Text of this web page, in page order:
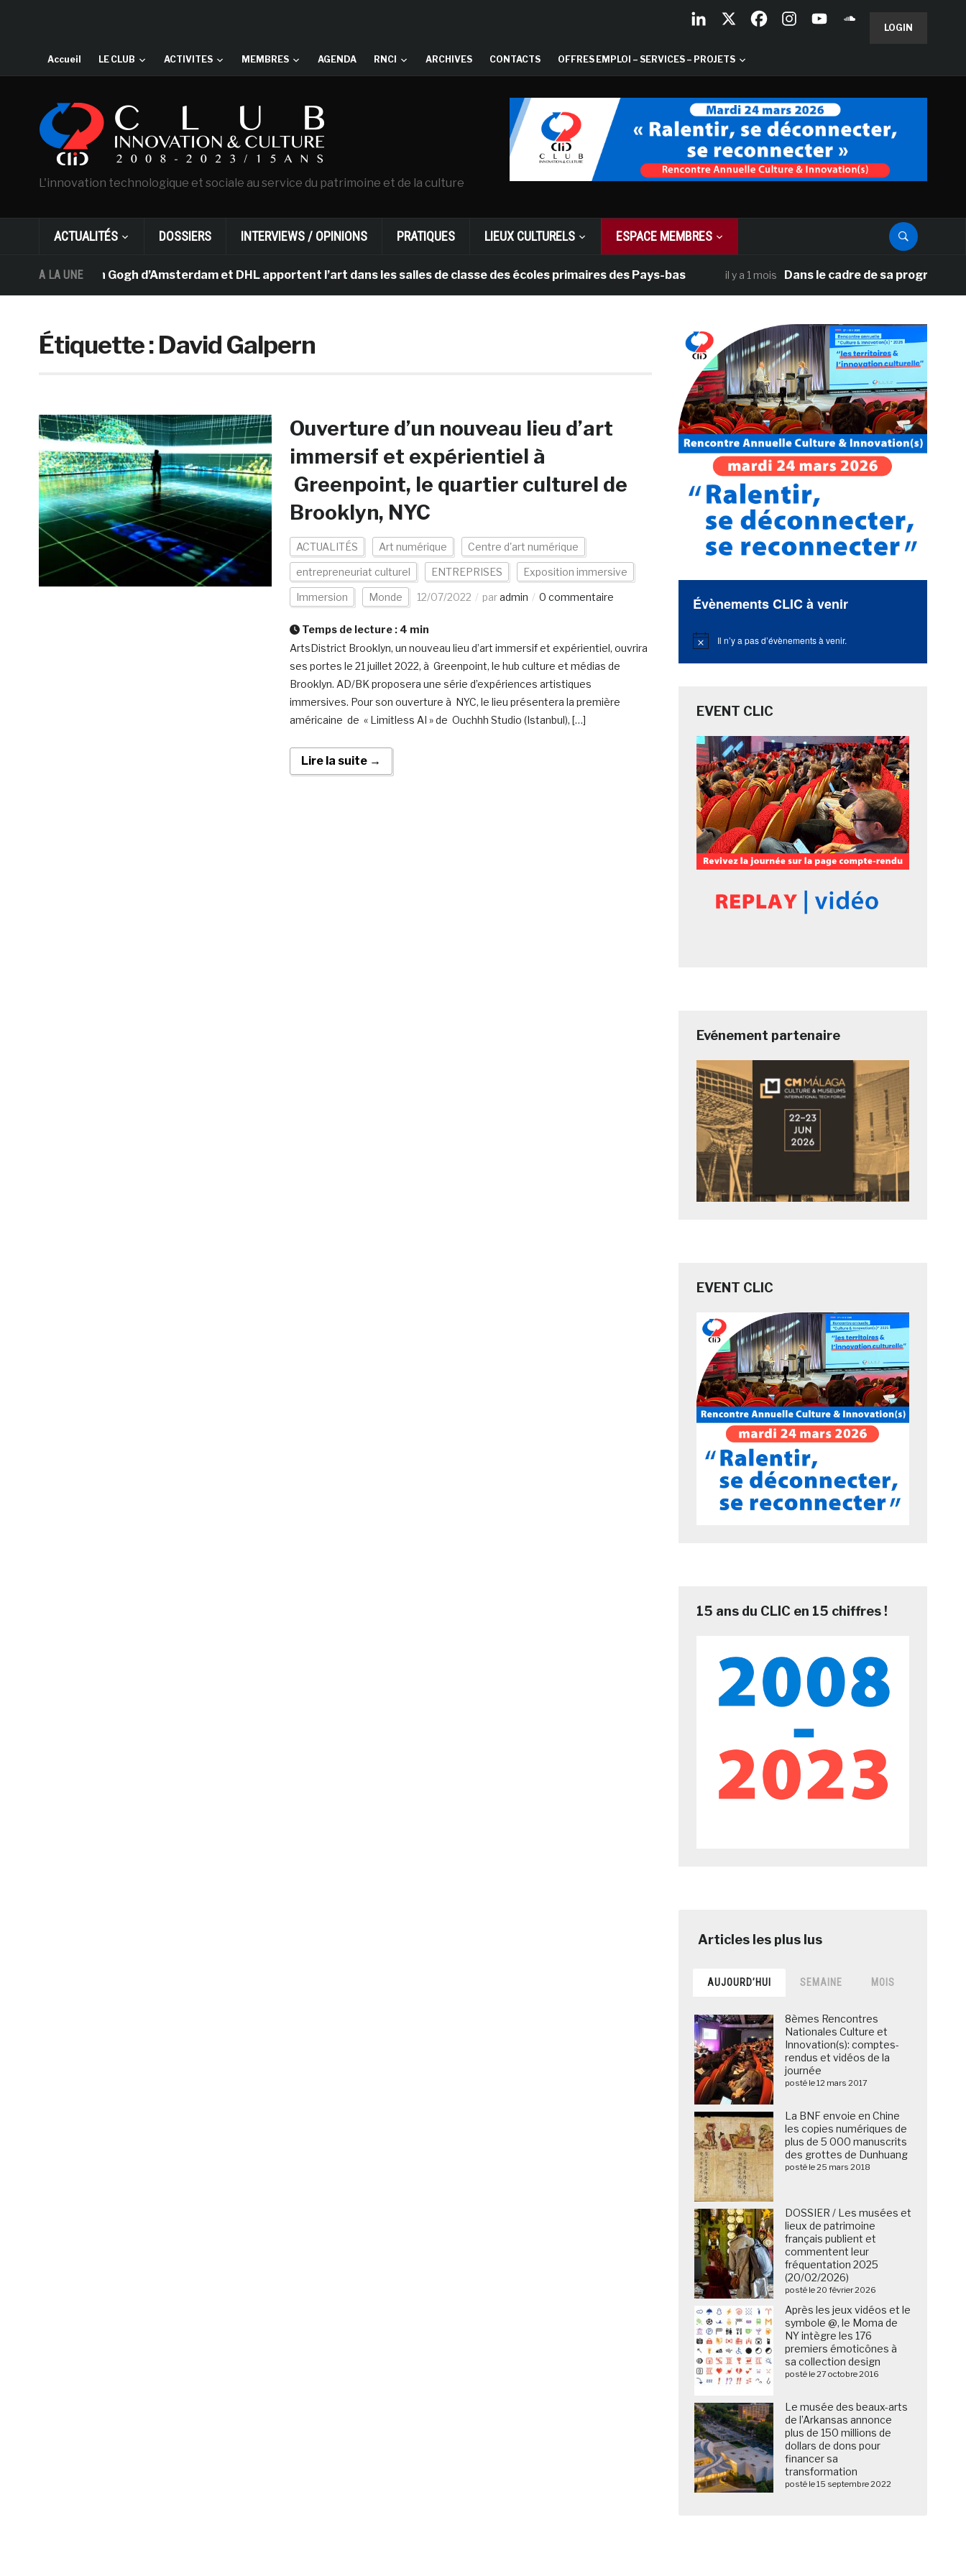
LOGIN
Accueil LE CLUB ACTIVITES MEMBRES AGENDA RNCI ARCHIVES CONTACTS OFFRES EMPLOI – SERVICES – PROJETS
L'innovation technologique et sociale au service du patrimoine et de la culture
ACTUALITÉS DOSSIERS INTERVIEWS / OPINIONS PRATIQUES LIEUX CULTURELS ESPACE MEMBRES
A LA UNE
musée Van Gogh d’Amsterdam et DHL apportent l’art dans les salles de classe des écoles primaires des Pays-bas il y a 1 mois Dans le cadre de sa programmation
Étiquette :David Galpern
Ouverture d’un nouveau lieu d’art
immersif et expérientiel à
Greenpoint, le quartier culturel de
Brooklyn, NYC
ACTUALITÉS Art numérique Centre d'art numérique
entrepreneuriat culturel ENTREPRISES Exposition immersive
Immersion Monde 12/07/2022 paradmin 0 commentaire
Temps de lecture : 4 min
ArtsDistrict Brooklyn, un nouveau lieu d’art immersif et expérientiel, ouvrira
ses portes le 21 juillet 2022, à Greenpoint, le hub culture et médias de
Brooklyn. AD/BK proposera une série d’expériences artistiques
immersives. Pour son ouverture à NYC, le lieu présentera la première
américaine de « Limitless AI » de Ouchhh Studio (Istanbul), […]
Lire la suite →
Évènements CLIC à venir
Notice Il n’y a pas d’évènements à venir.
EVENT CLIC
Evénement partenaire
EVENT CLIC
15 ans du CLIC en 15 chiffres !
AUJOURD’HUI SEMAINE MOIS
8èmes Rencontres
Nationales Culture et
Innovation(s): comptes-
rendus et vidéos de la
journée
posté le 12 mars 2017
La BNF envoie en Chine
les copies numériques de
plus de 5 000 manuscrits
des grottes de Dunhuang
posté le 25 mars 2018
DOSSIER / Les musées et
lieux de patrimoine
français publient et
commentent leur
fréquentation 2025
(20/02/2026)
posté le 20 février 2026
Après les jeux vidéos et le
symbole @, le Moma de
NY intègre les 176
premiers émoticônes à
sa collection design
posté le 27 octobre 2016
Le musée des beaux-arts
de l’Arkansas annonce
plus de 150 millions de
dollars de dons pour
financer sa
transformation
posté le 15 septembre 2022